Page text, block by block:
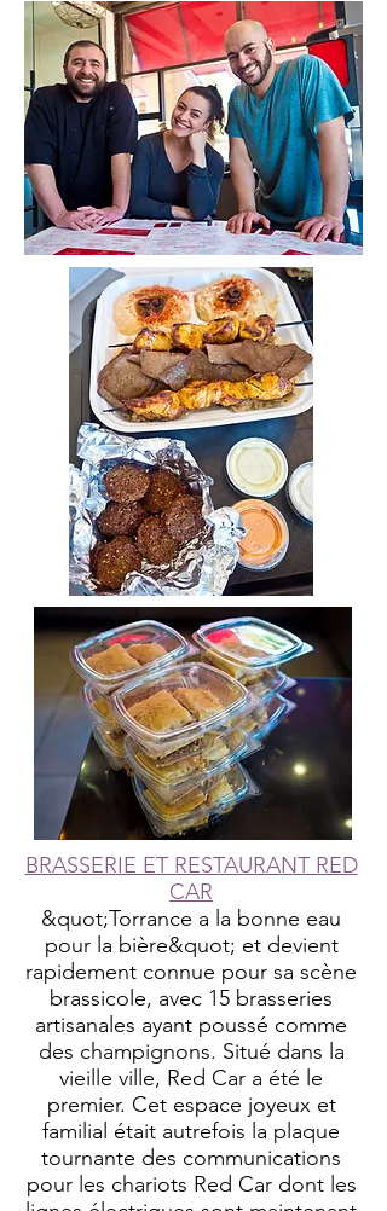
BRASSERIE ET RESTAURANT RED
CAR
&quot;Torrance a la bonne eau
pour la bière&quot; et devient
rapidement connue pour sa scène
brassicole, avec 15 brasseries
artisanales ayant poussé comme
des champignons. Situé dans la
vieille ville, Red Car a été le
premier. Cet espace joyeux et
familial était autrefois la plaque
tournante des communications
pour les chariots Red Car dont les